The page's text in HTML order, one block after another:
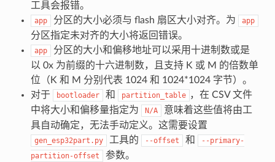
工具会报错。
app 分区的大小必须与 flash 扇区大小对齐。为 app
分区指定未对齐的大小将返回错误。
app
分区的大小和偏移地址可以采用十进制数或是
以 0x 为前缀的十六进制数，且支持 K 或 M 的倍数单
位（K 和 M 分别代表 1024 和 1024*1024 字节）。
对于
bootloader 和 partition_table ，在 CSV 文件
中将大小和偏移量指定为
N/A
意味着这些值将由工
具自动确定，无法手动定义。这需要设置
gen_esp32part.py 工具的 --offset 和
--primary-
partition-offset
参数。